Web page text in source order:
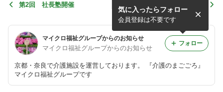
第2回 社長塾開催
マイクロ福祉グループからのお知らせ
マイクロ福祉グループからのお知らせ
京都・奈良で介護施設を運営しております。 『介護のまごごろ』
マイクロ福祉グループです
気に入ったらフォロー
会員登録は不要です
フォロー